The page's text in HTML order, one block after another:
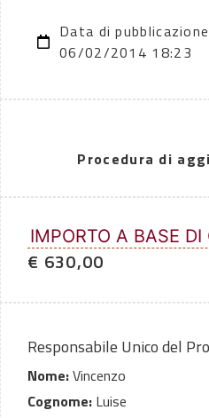
Data di
06/02/2014 18:23
Procedura di
IMPORTO A BASE
€ 630,00
Responsabile Unico del
Nome:Vincenzo
Cognome: Luise